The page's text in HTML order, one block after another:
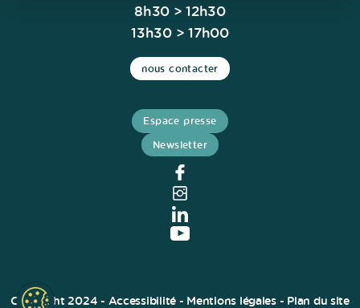
8h30 > 12h30
13h30 > 17h00
nous contacter
Espace presse
Newsletter
Copyright 2024 - Accessibilité - Mentions légales- Plan du site